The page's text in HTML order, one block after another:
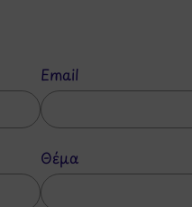
Email
Θέμα